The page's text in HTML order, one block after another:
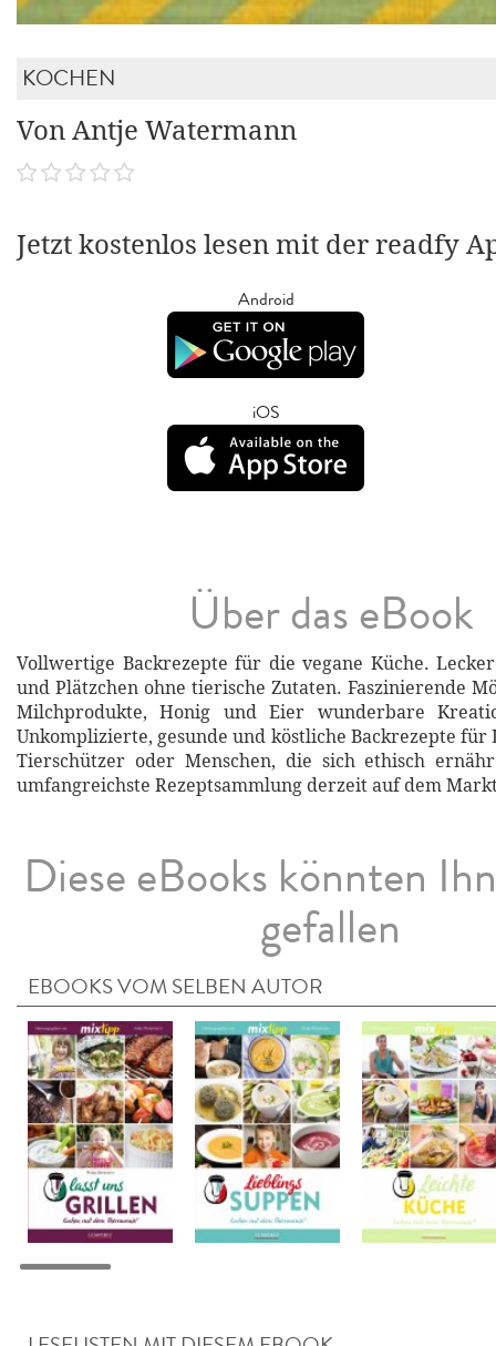
KOCHEN
Von Antje Watermann
Jetzt kostenlos lesen mit der readfy
Android
iOS
Über das eBook
Vollwertige Backrezepte für die vegane Küche.
und Plätzchen ohne tierische Zutaten. Faszinierende
Milchprodukte, Honig und Eier wunderbare
Unkomplizierte, gesunde und köstliche Backrezepte für
Tierschützer oder Menschen, die sich ethisch
umfangreichste Rezeptsammlung derzeit auf dem
Diese eBooks könnten
gefallen
EBOOKS VOM SELBEN AUTOR